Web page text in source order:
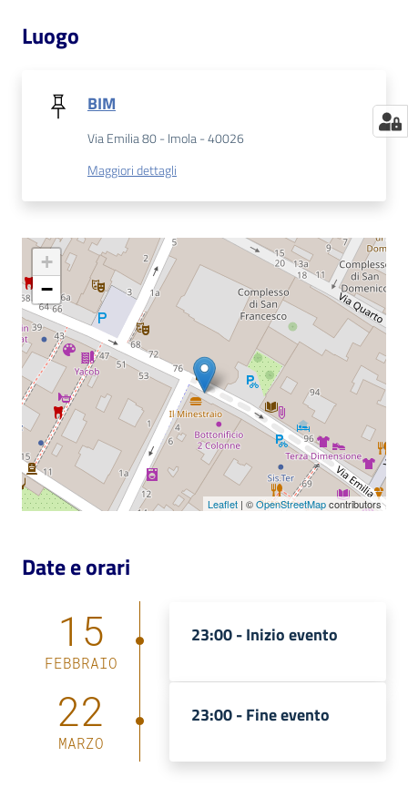
Luogo
BIM
Via Emilia 80 - Imola - 40026
Maggiori dettagli
+
−
Leaflet | ©OpenStreetMapcontributors
Date e orari
15
FEBBRAIO
23:00 -Inizio evento
22
MARZO
23:00 -Fine evento